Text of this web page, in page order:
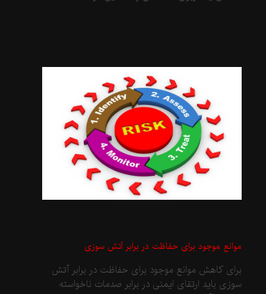
موانع موجود برای حفاظت در برابر آتش سوزی
برای کاهش موانع موجود برای حفاظت در برابر آتش
سوزی باید ارتقای ایمنی در برابر صدمات ناخواسته